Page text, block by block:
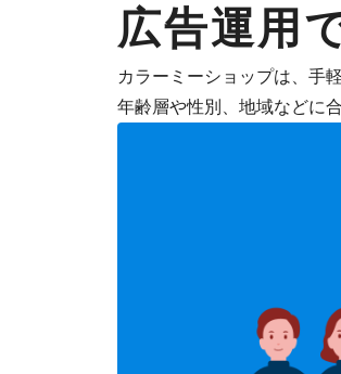
広告運用
カラーミーショップは、手
年齢層や性別、地域などに